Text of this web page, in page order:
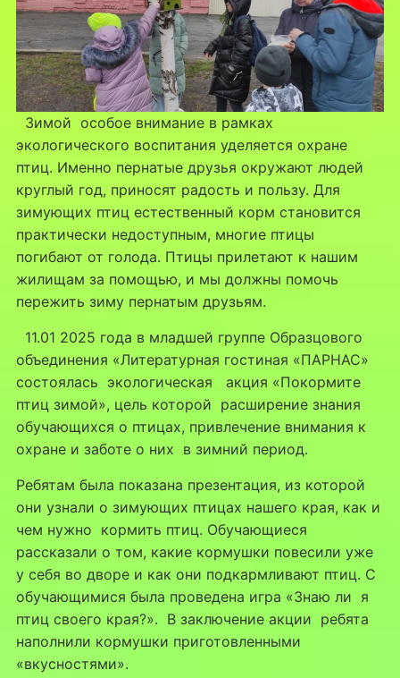
Зимой особое внимание в рамках
экологического воспитания уделяется охране
птиц. Именно пернатые друзья окружают людей
круглый год, приносят радость и пользу. Для
зимующих птиц естественный корм становится
практически недоступным, многие птицы
погибают от голода. Птицы прилетают к нашим
жилищам за помощью, и мы должны помочь
пережить зиму пернатым друзьям.
11.01 2025 года в младшей группе Образцового
объединения «Литературная гостиная «ПАРНАС»
состоялась экологическая акция «Покормите
птиц зимой», цель которой расширение знания
обучающихся о птицах, привлечение внимания к
охране и заботе о них в зимний период.
Ребятам была показана презентация, из которой
они узнали о зимующих птицах нашего края, как и
чем нужно кормить птиц. Обучающиеся
рассказали о том, какие кормушки повесили уже
у себя во дворе и как они подкармливают птиц. С
обучающимися была проведена игра «Знаю ли я
птиц своего края?». В заключение акции ребята
наполнили кормушки приготовленными
«вкусностями».